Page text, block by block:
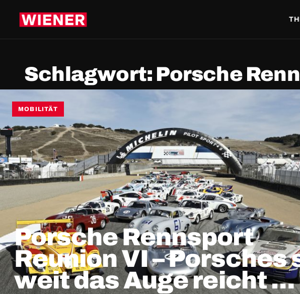
Schlagwort: Porsche
MOBILITÄT
Porsche Rennsport
Reunion VI – Porsches
weit das Auge reicht …